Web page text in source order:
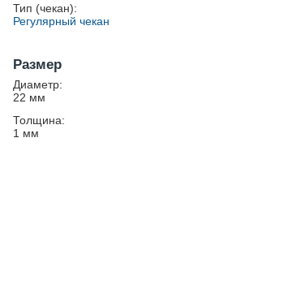
Тип (чекан):
Регулярный чекан
Размер
Диаметр:
22 мм
Толщина:
1 мм